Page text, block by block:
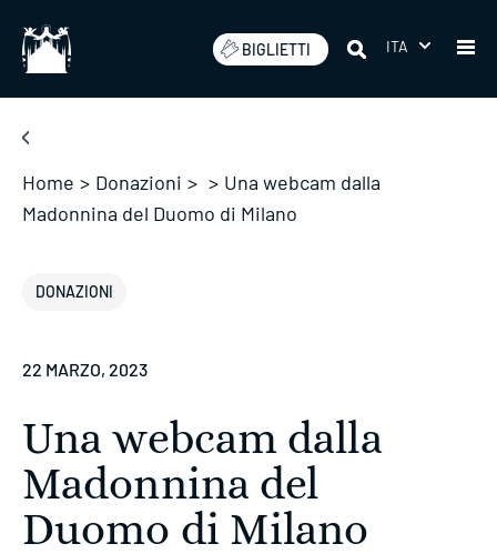
BIGLIETTI ITA
Home > Donazioni > > Una webcam dalla
Madonnina del Duomo di Milano
DONAZIONI
22 MARZO, 2023
Una webcam dalla
Madonnina del
Duomo di Milano